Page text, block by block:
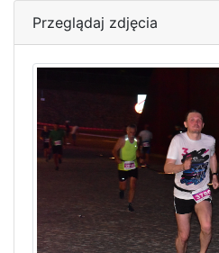
Przeglądaj zdjęcia